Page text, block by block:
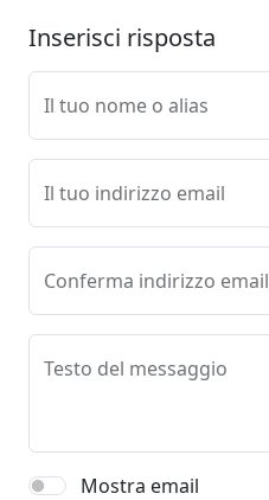
Inserisci risposta
Il tuo nome o alias
Il tuo indirizzo email
Conferma indirizzo email
Testo del messaggio
Mostra email